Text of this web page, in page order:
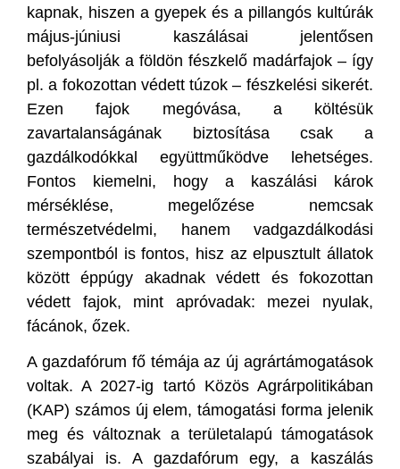
kapnak, hiszen a gyepek és a pillangós kultúrák
május-júniusi kaszálásai jelentősen
befolyásolják a földön fészkelő madárfajok – így
pl. a fokozottan védett túzok – fészkelési sikerét.
Ezen fajok megóvása, a költésük
zavartalanságának biztosítása csak a
gazdálkodókkal együttműködve lehetséges.
Fontos kiemelni, hogy a kaszálási károk
mérséklése, megelőzése nemcsak
természetvédelmi, hanem vadgazdálkodási
szempontból is fontos, hisz az elpusztult állatok
között éppúgy akadnak védett és fokozottan
védett fajok, mint apróvadak: mezei nyulak,
fácánok, őzek.
A gazdafórum fő témája az új agrártámogatások
voltak. A 2027-ig tartó Közös Agrárpolitikában
(KAP) számos új elem, támogatási forma jelenik
meg és változnak a területalapú támogatások
szabályai is. A gazdafórum egy, a kaszálás